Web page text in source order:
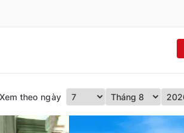
Xem theo ngày